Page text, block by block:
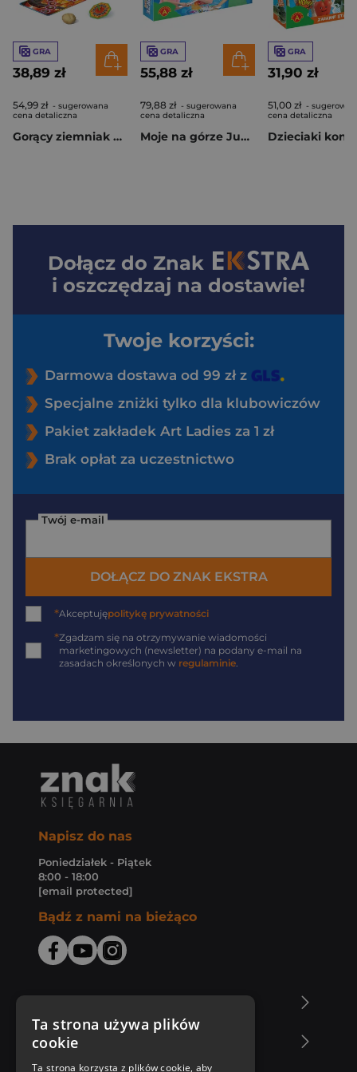
GRA
38,89 zł
54,99 zł - sugerowana
cena detaliczna
Gorący ziemniak Misz-masz
GRA
55,88 zł
79,88 zł - sugerowana
cena detaliczna
Moje na górze Junior
GRA
31,90 zł
51,00 zł -
cena detaliczna
Dołącz do Znak
i oszczędzaj na dostawie!
Twoje korzyści:
Darmowa dostawa od 99 zł z
Specjalne zniżki tylko dla klubowiczów
Pakiet zakładek Art Ladies za 1 zł
Brak opłat za uczestnictwo
Twój e-mail
DOŁĄCZ DO ZNAK EKSTRA
*Akceptujępolitykę prywatności
*Zgadzam się na otrzymywanie wiadomości
marketingowych (newsletter) na podany e-mail na
zasadach określonych w regulaminie.
Napisz do nas
Poniedziałek - Piątek
8:00 - 18:00
[email protected]
Bądź z nami na bieżąco
Zakupy u nas
Ta strona używa plików
cookie
Ta strona korzysta z plików cookie, aby